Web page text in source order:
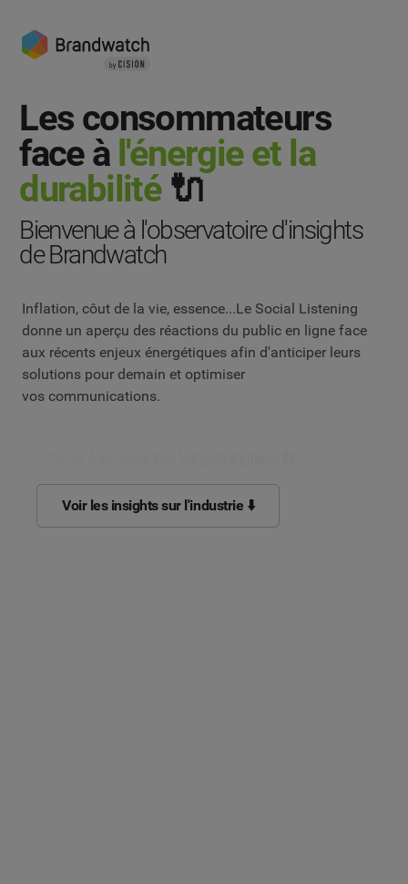
Les consommateurs
face à l'énergie et la
durabilité 🔌
Bienvenue à l'observatoire d'insights
de Brandwatch
Inflation, côut de la vie, essence...Le Social Listening
donne un aperçu des réactions du public en ligne face
aux récents enjeux énergétiques afin d'anticiper leurs
solutions pour demain et optimiser
vos communications.
Voir les insights sur l'industrie ⬇️